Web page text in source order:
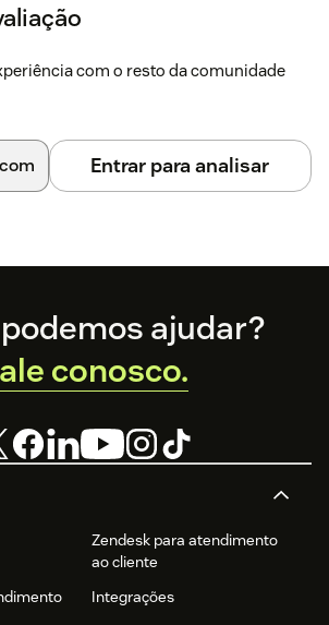
com o resto da comunidade
Entrar para analisar
Zendesk para atendimento
ao cliente
Integrações
ajudar?
conosco.